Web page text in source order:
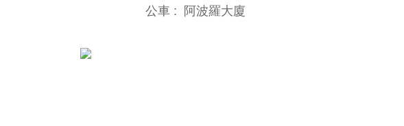
公車 : 阿波羅大廈